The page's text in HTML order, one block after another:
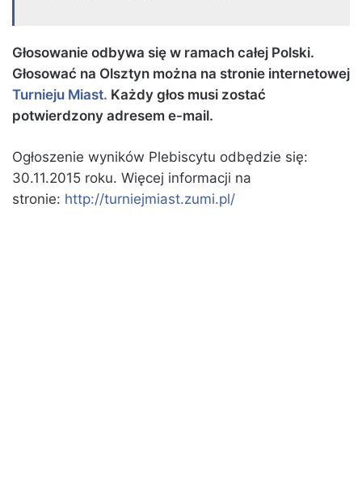
Głosowanie odbywa się w ramach całej Polski.
Głosować na Olsztyn można na stronie internetowej
Turnieju Miast. Każdy głos musi zostać
potwierdzony adresem e-mail.
Ogłoszenie wyników Plebiscytu odbędzie się:
30.11.2015 roku. Więcej informacji na
stronie: http://turniejmiast.zumi.pl/